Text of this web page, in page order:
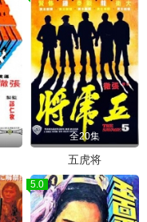
全20集
五虎将
5.0